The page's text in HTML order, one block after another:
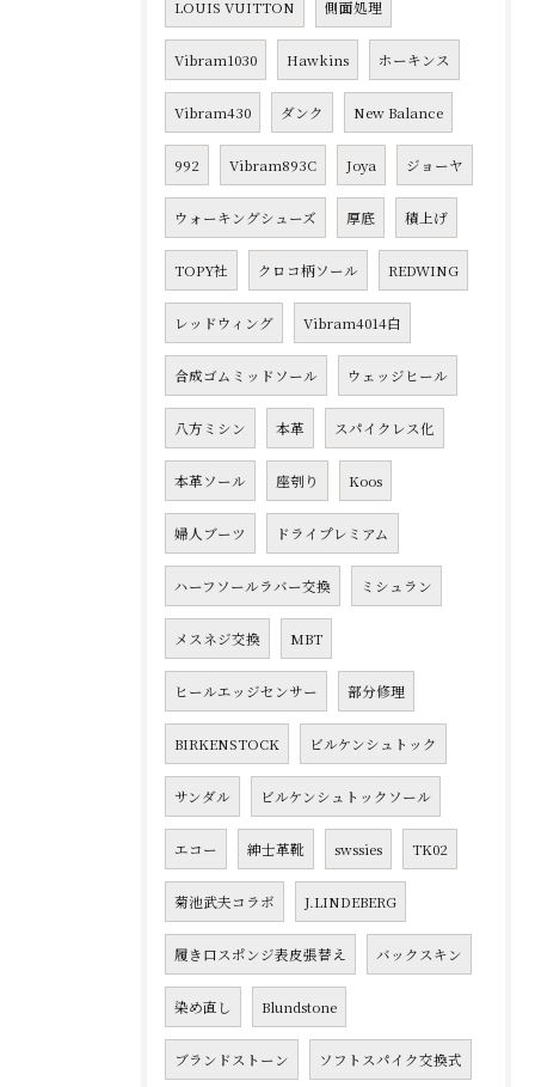
LOUIS VUITTON 側面処理
Vibram1030 Hawkins ホーキンス
Vibram430 ダンク New Balance
992 Vibram893C Joya ジョーヤ
ウォーキングシューズ 厚底 積上げ
TOPY社 クロコ柄ソール REDWING
レッドウィング Vibram4014白
合成ゴムミッドソール ウェッジヒール
八方ミシン 本革 スパイクレス化
本革ソール 座刳り Koos
婦人ブーツ ドライプレミアム
ハーフソールラバー交換 ミシュラン
メスネジ交換 MBT
ヒールエッジセンサー 部分修理
BIRKENSTOCK ビルケンシュトック
サンダル ビルケンシュトックソール
エコー 紳士革靴 swssies TK02
菊池武夫コラボ J.LINDEBERG
履き口スポンジ表皮張替え バックスキン
染め直し Blundstone
ブランドストーン ソフトスパイク交換式